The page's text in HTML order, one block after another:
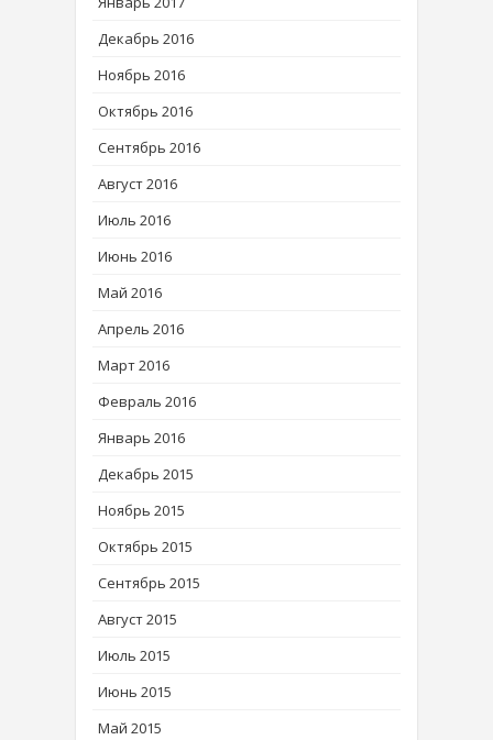
Декабрь 2016
Ноябрь 2016
Октябрь 2016
Сентябрь 2016
Август 2016
Июль 2016
Июнь 2016
Май 2016
Апрель 2016
Март 2016
Февраль 2016
Январь 2016
Декабрь 2015
Ноябрь 2015
Октябрь 2015
Сентябрь 2015
Август 2015
Июль 2015
Июнь 2015
Май 2015